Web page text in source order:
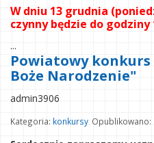
W dniu 13 grudnia
czynny będzie do godziny
...
Powiatowy
Boże Narodzenie"
admin3906
Kategoria: konkursy Opublikowano: